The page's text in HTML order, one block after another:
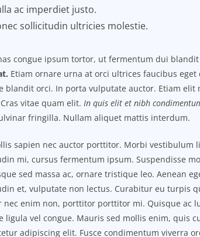
ac imperdiet justo.
sollicitudin ultricies molestie.
congue ipsum tortor, ut fermentum dui blandit
Etiam ornare urna at orci ultrices faucibus
blandit orci. In porta vulputate auctor. Etiam
vitae quam elit. In quis elit et nibh
fringilla. Nullam aliquet mattis interdum.
sapien nec auctor porttitor. Morbi vestibulum
mi, cursus fermentum ipsum. Suspendisse
sed massa ac, ornare tristique leo. Aenean
et, vulputate non lectus. Curabitur eu turpis
nec enim non, porttitor porttitor mi. Quisque ac
ligula vel congue. Mauris sed mollis enim, quis
adipiscing elit. Fusce condimentum viverra